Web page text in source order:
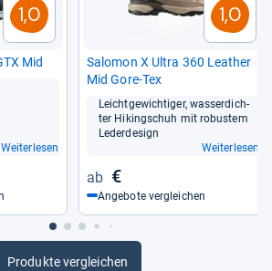
1,0
Mid
Weiterlesen
1,0
Salo­mon X Ultra 360 Lea­ther
Mid Gore-​Tex
Leicht­ge­wich­ti­ger, was­ser­dich­
ter Hikingschuh mit robus­tem
Leder­de­sign
Weiterlesen
€
Angebote vergleichen
Produkte vergleichen